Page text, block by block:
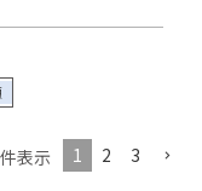
件表示 1 2 3